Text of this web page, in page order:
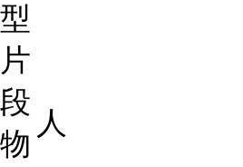
型
片
段
物
人